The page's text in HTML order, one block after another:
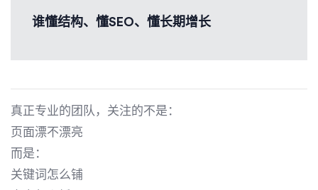
谁懂结构、懂SEO、懂长期增长
真正专业的团队，关注的不是：
页面漂不漂亮
而是：
关键词怎么铺